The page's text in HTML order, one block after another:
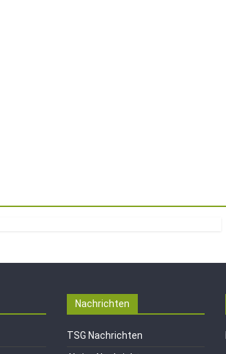
Nachrichten
TSG Nachrichten